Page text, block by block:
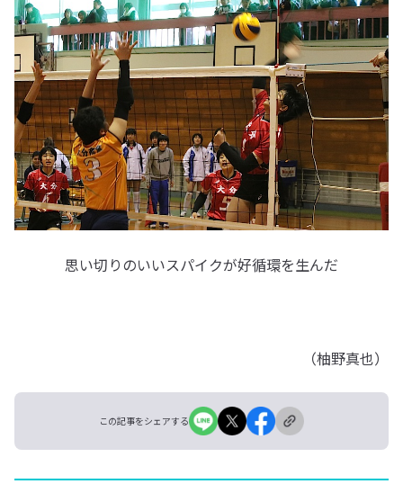
思い切りのいいスパイクが好循環を生んだ
（柚野真也）
この記事をシェアする